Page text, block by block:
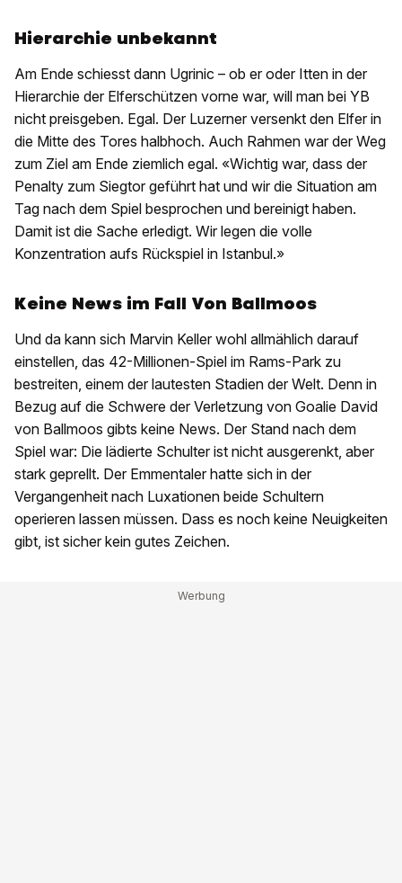
Hierarchie unbekannt
Am Ende schiesst dann Ugrinic – ob er oder Itten in der
Hierarchie der Elferschützen vorne war, will man bei YB
nicht preisgeben. Egal. Der Luzerner versenkt den Elfer in
die Mitte des Tores halbhoch. Auch Rahmen war der Weg
zum Ziel am Ende ziemlich egal. «Wichtig war, dass der
Penalty zum Siegtor geführt hat und wir die Situation am
Tag nach dem Spiel besprochen und bereinigt haben.
Damit ist die Sache erledigt. Wir legen die volle
Konzentration aufs Rückspiel in Istanbul.»
Keine News im Fall Von Ballmoos
Und da kann sich Marvin Keller wohl allmählich darauf
einstellen, das 42-Millionen-Spiel im Rams-Park zu
bestreiten, einem der lautesten Stadien der Welt. Denn in
Bezug auf die Schwere der Verletzung von Goalie David
von Ballmoos gibts keine News. Der Stand nach dem
Spiel war: Die lädierte Schulter ist nicht ausgerenkt, aber
stark geprellt. Der Emmentaler hatte sich in der
Vergangenheit nach Luxationen beide Schultern
operieren lassen müssen. Dass es noch keine Neuigkeiten
gibt, ist sicher kein gutes Zeichen.